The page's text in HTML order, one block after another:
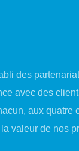
des
avec des
aux quatre
valeur de nos